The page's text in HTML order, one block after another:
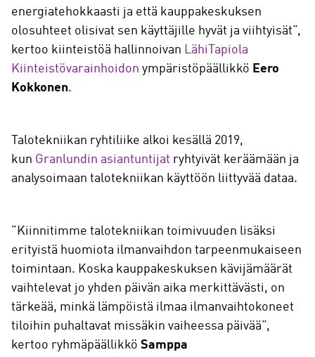
energiatehokkaasti ja että kauppakeskuksen
olosuhteet olisivat sen käyttäjille hyvät ja viihtyisät”,
kertoo kiinteistöä hallinnoivan LähiTapiola
Kiinteistövarainhoidon ympäristöpäällikkö Eero
Kokkonen.
Talotekniikan ryhtiliike alkoi kesällä 2019,
kun Granlundin asiantuntijat ryhtyivät keräämään ja
analysoimaan talotekniikan käyttöön liittyvää dataa.
”Kiinnitimme talotekniikan toimivuuden lisäksi
erityistä huomiota ilmanvaihdon tarpeenmukaiseen
toimintaan. Koska kauppakeskuksen kävijämäärät
vaihtelevat jo yhden päivän aika merkittävästi, on
tärkeää, minkä lämpöistä ilmaa ilmanvaihtokoneet
tiloihin puhaltavat missäkin vaiheessa päivää”,
kertoo ryhmäpäällikkö Samppa